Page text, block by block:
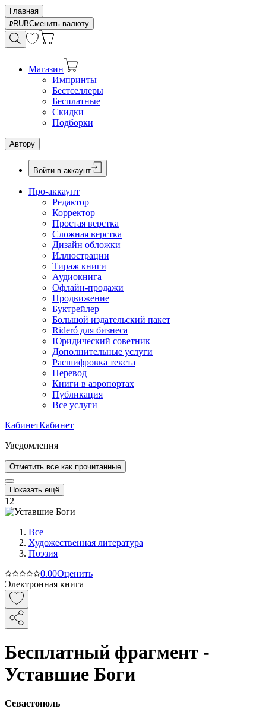
Главная
RUBСменить валюту
Магазин
Импринты
Бестселлеры
Бесплатные
Скидки
Подборки
Автору
Войти в аккаунт
Про-аккаунт
Редактор
Корректор
Простая верстка
Сложная верстка
Дизайн обложки
Иллюстрации
Тираж книги
Аудиокнига
Офлайн-продажи
Продвижение
Буктрейлер
Большой издательский пакет
Rideró для бизнеса
Юридический советник
Дополнительные услуги
Расшифровка текста
Перевод
Книги в аэропортах
Публикация
Все услуги
КабинетКабинет
Уведомления
Отметить все как прочитанные
Показать ещё
12+
Все
Художественная литература
Поэзия
0.00Оценить
Электронная книга
Бесплатный фрагмент -
Уставшие Боги
Севастополь